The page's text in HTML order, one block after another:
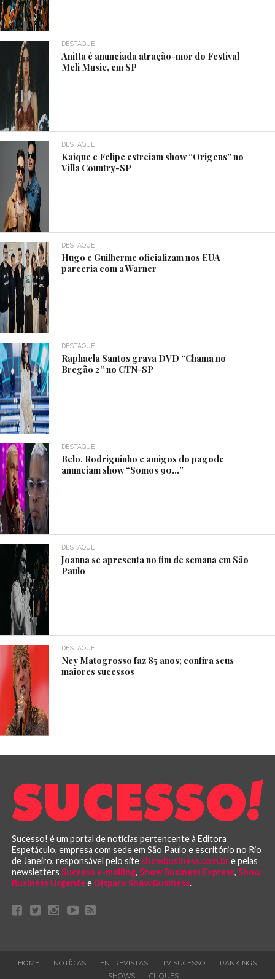
DESTAQUE
Anitta é anunciada atração-mor do Festival
Meli Music, em SP
DESTAQUE
Kaique e Felipe estreiam show “Origens” no
Villa Country-SP
DESTAQUE
Hugo e Guilherme oficializam nos EUA
parceria com a Warner
DESTAQUE
Raphaela Santos grava DVD “Chama no
Bregão 2” no CTN-SP
DESTAQUE
Belo, Rodriguinho e amigos do pagode
anunciam show “Somos 90…”
DESTAQUE
Joanna se apresenta no fim de semana em São
Paulo
DESTAQUE
Ney Matogrosso faz 85 anos; confira seus
maiores sucessos
Sucesso! é um portal de notícias pertencente à Editora
Espetáculo, empresa com sede em São Paulo e escritório no Rio
de Janeiro, responsável pelo site showbusiness.com.bre pelas
newsletters Sucesso e-mailing, Show Business Express, Show
Business Urgentee Disparo Show Business.
HOME NOTÍCIAS ENTREVISTAS TV SUCESSO
RANKINGS
SHOWS
CLIQUES